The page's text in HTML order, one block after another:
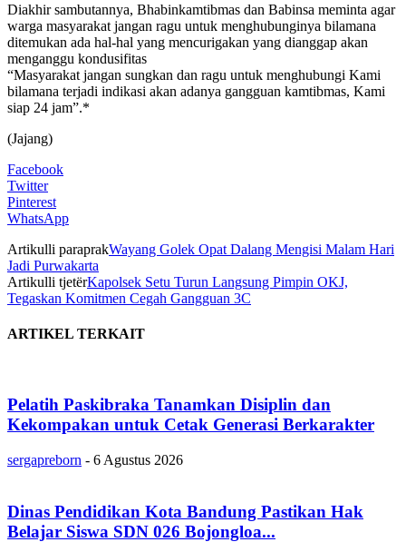
Diakhir sambutannya, Bhabinkamtibmas dan Babinsa meminta agar
warga masyarakat jangan ragu untuk menghubunginya bilamana
ditemukan ada hal-hal yang mencurigakan yang dianggap akan
menganggu kondusifitas
“Masyarakat jangan sungkan dan ragu untuk menghubungi Kami
bilamana terjadi indikasi akan adanya gangguan kamtibmas, Kami
siap 24 jam”.*
(Jajang)
Facebook
Twitter
Pinterest
WhatsApp
Artikulli paraprakWayang Golek Opat Dalang Mengisi Malam Hari
Jadi Purwakarta
Artikulli tjetërKapolsek Setu Turun Langsung Pimpin OKJ,
Tegaskan Komitmen Cegah Gangguan 3C
ARTIKEL TERKAIT
Pelatih Paskibraka Tanamkan Disiplin dan
Kekompakan untuk Cetak Generasi Berkarakter
sergapreborn - 6 Agustus 2026
Dinas Pendidikan Kota Bandung Pastikan Hak
Belajar Siswa SDN 026 Bojongloa...